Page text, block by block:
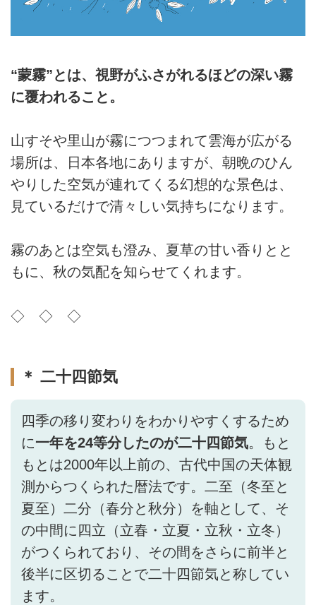
“蒙霧”とは、視野がふさがれるほどの深い霧
に覆われること。
山すそや里山が霧につつまれて雲海が広がる
場所は、日本各地にありますが、朝晩のひん
やりした空気が連れてくる幻想的な景色は、
見ているだけで清々しい気持ちになります。
霧のあとは空気も澄み、夏草の甘い香りとと
もに、秋の気配を知らせてくれます。
◇ ◇ ◇
＊ 二十四節気
四季の移り変わりをわかりやすくするため
に一年を24等分したのが二十四節気。もと
もとは2000年以上前の、古代中国の天体観
測からつくられた暦法です。二至（冬至と
夏至）二分（春分と秋分）を軸として、そ
の中間に四立（立春・立夏・立秋・立冬）
がつくられており、その間をさらに前半と
後半に区切ることで二十四節気と称してい
ます。